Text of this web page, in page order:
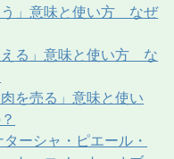
う」意味と使い方 なぜ
える」意味と使い方 な
を売る」意味と使い
ーシャ・ピエール・